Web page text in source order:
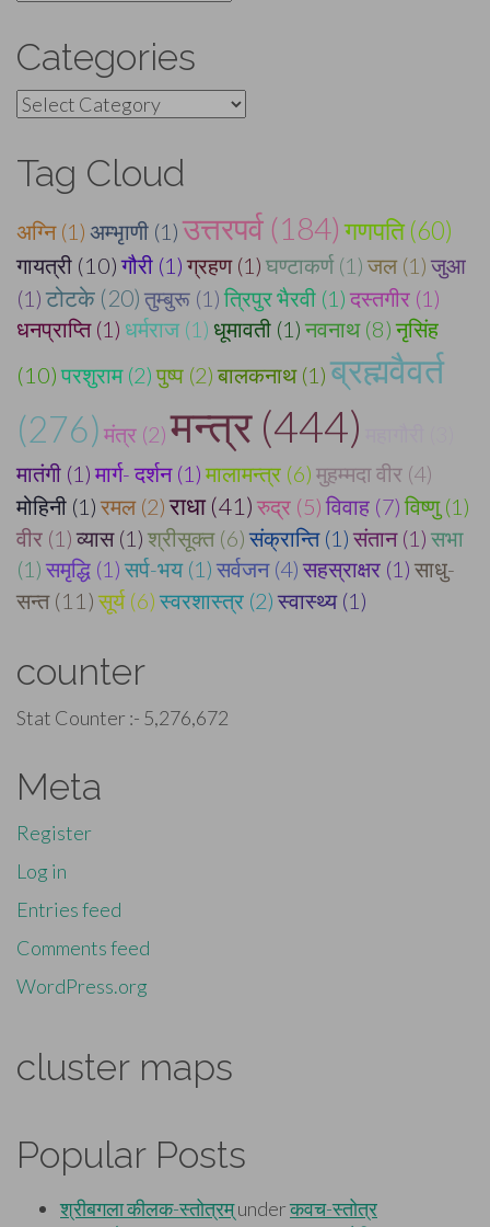
Categories
Categories
Tag Cloud
अग्नि (1) अम्भृाणी (1) उत्तरपर्व (184) गणपति (60)
गायत्री (10) गौरी (1) ग्रहण (1) घण्टाकर्ण (1) जल (1) जुआ
(1) टोटके (20) तुम्बुरू (1) त्रिपुर भैरवी (1) दस्तगीर (1)
धनप्राप्ति (1) धर्मराज (1) धूमावती (1) नवनाथ (8) नृसिंह
(10) परशुराम (2) पुष्प (2) बालकनाथ (1) ब्रह्मवैवर्त
(276) मंत्र (2) मन्त्र (444)
मातंगी (1) मार्ग- दर्शन (1) मालामन्त्र (6) मुहम्मदा वीर (4)
मोहिनी (1) रमल (2) राधा (41) रुद्र (5) विवाह (7) विष्णु (1)
वीर (1) व्यास (1) श्रीसूक्त (6) संक्रान्ति (1) संतान (1) सभा
(1) समृद्धि (1) सर्प-भय (1) सर्वजन (4) सहस्राक्षर (1) साधु-
सन्त (11) सूर्य (6) स्वरशास्त्र (2) स्वास्थ्य (1)
counter
Stat Counter :- 5,276,672
Meta
Register
Log in
Entries feed
Comments feed
WordPress.org
cluster maps
Popular Posts